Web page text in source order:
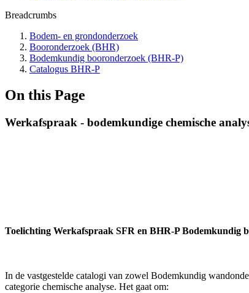
Breadcrumbs
Bodem- en grondonderzoek
Booronderzoek (BHR)
Bodemkundig booronderzoek (BHR-P)
Catalogus BHR-P
On this Page
Werkafspraak - bodemkundige chemische
Toelichting Werkafspraak SFR en BHR-P Bodemkundig
In de vastgestelde catalogi van zowel Bodemkundig
categorie chemische analyse. Het gaat om: